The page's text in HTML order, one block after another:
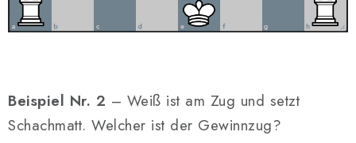
Beispiel Nr. 2 – Weiß ist am Zug und setzt
Schachmatt. Welcher ist der Gewinnzug?